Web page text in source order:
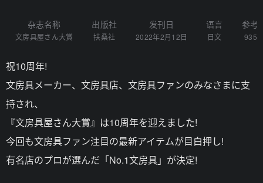
杂志名称
文房具屋さん大賞
出版社
扶桑社
发刊日
2022年2月12日
语言
日文
参考
935
祝10周年!
文房具メーカー、文房具店、文房具ファンのみなさまに支
持され、
『文房具屋さん大賞』は10周年を迎えました!
今回も文房具ファン注目の最新アイテムが目白押し!
有名店のプロが選んだ「No.1文房具」が決定!